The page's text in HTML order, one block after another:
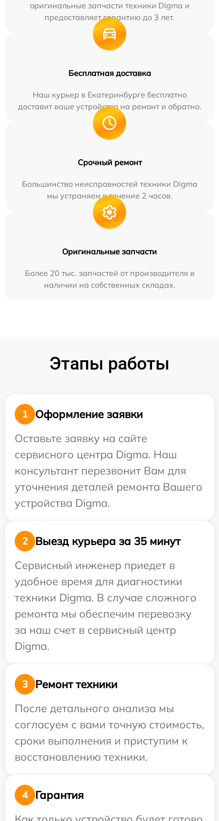
оригинальные запчасти техники Digma и
предоставляет гарантию до 3 лет.
Бесплатная доставка
Наш курьер в Екатеринбурге бесплатно
доставит ваше устройство на ремонт и обратно.
Срочный ремонт
Большинство неисправностей техники Digma
мы устраняем в течение 2 часов.
Оригинальные запчасти
Более 20 тыс. запчастей от производителя в
наличии на собственных складах.
Этапы работы
1
Оформление заявки
Оставьте заявку на сайте
сервисного центра Digma. Наш
консультант перезвонит Вам для
уточнения деталей ремонта Вашего
устройства Digma.
2
Выезд курьера за 35 минут
Сервисный инженер приедет в
удобное время для диагностики
техники Digma. В случае сложного
ремонта мы обеспечим перевозку
за наш счет в сервисный центр
Digma.
3
Ремонт техники
После детального анализа мы
согласуем с вами точную стоимость,
сроки выполнения и приступим к
восстановлению техники.
4
Гарантия